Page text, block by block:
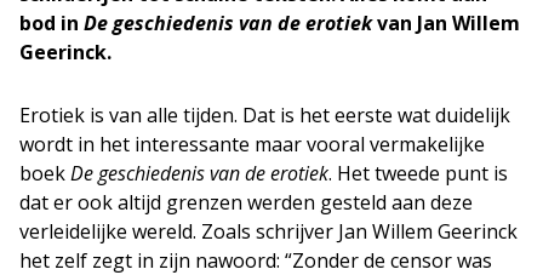
bod in De geschiedenis van de erotiekvan Jan Willem
Geerinck.
Erotiek is van alle tijden. Dat is het eerste wat duidelijk
wordt in het interessante maar vooral vermakelijke
boekDe geschiedenis van de erotiek. Het tweede punt is
dat er ook altijd grenzen werden gesteld aan deze
verleidelijke wereld. Zoals schrijver Jan Willem Geerinck
het zelf zegt in zijn nawoord: “Zonder de censor was